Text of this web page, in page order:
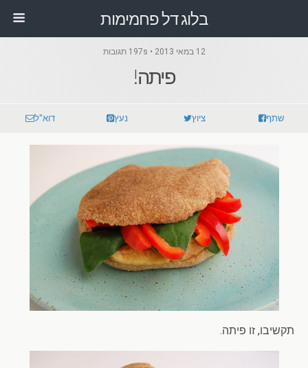
בלוג דל פחמימות
12 במאי 2013 • 197s תגובות
פיתה!
שתף ציוץ נעץ דוא"ל
תקשיבו, זו פיתה.